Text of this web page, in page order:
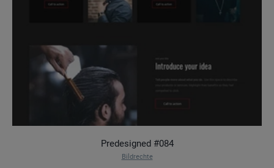
Predesigned #084
Bildrechte